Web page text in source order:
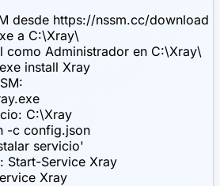
desde https://nssm.cc/download
a C:\Xray\
como Administrador en C:\Xray\
install Xray
C:\Xray
-c config.json
servicio'
Start-Service Xray
Xray